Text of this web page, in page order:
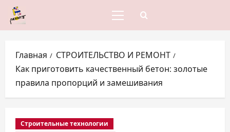
Перейти
содержимому
Основное
меню
Главная
СТРОИТЕЛЬСТВО И РЕМОНТ
Как приготовить качественный бетон: золотые
правила пропорций и замешивания
Строительные технологии